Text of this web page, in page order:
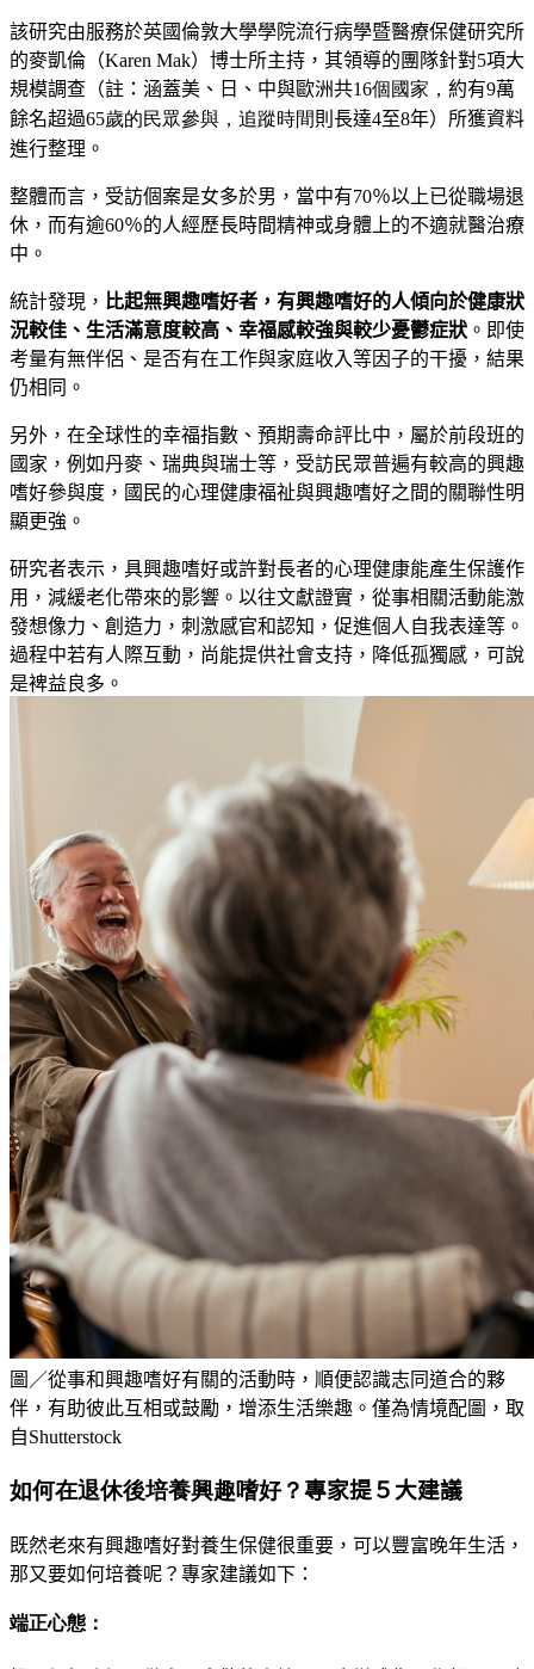
該研究由服務於英國倫敦大學學院流行病學暨醫療保健研究所
的麥凱倫（Karen Mak） 博士所主持，其領導的團隊針對5項大
規模調查（註：涵蓋美 、 日 、 中與歐洲共16個國家， 約有9萬
餘名超過65歲的民眾參與，追蹤時間則長達4至8年） 所獲資料
進行整理 。
整體而言，受訪個案是女多於男，當中有70％以上已從職場退
休，而有逾60％的人經歷長時間精神或身體上的不適就醫治療
中。
統計發現， 比起無興趣嗜好者，有興趣嗜好的人傾向於健康狀
況較佳 、 生活滿意度較高 、 幸福感較強與較少憂鬱症狀 。即使
考量有無伴侶 、 是否有在工作與家庭收入等因子的干擾 ， 結果
仍相同。
另外，在全球性的幸福指數 、 預期壽命評比中，屬於前段班的
國家，例如丹麥 、 瑞典與瑞士等，受訪民眾普遍有較高的興趣
嗜好參與度，國民的心理健康福祉與興趣嗜好之間的關聯性明
顯更強。
研究者表示，具興趣嗜好或許對長者的心理健康能產生保護作
用，減緩老化帶來的影響。以往文獻證實，從事相關活動能激
發想像力、創造力，刺激感官和認知，促進個人自我表達等。
過程中若有人際互動，尚能提供社會支持，降低孤獨感 ， 可說
是裨益良多 。
圖／從事和興趣嗜好有關的活動時，順便認識志同道合的夥
伴，有助彼此互相或鼓勵，增添生活樂趣。僅為情境配圖，取
自Shutterstock
如何在退休後培養興趣嗜好？專家提５大建議
既然老來有興趣嗜好對養生保健很重要，可以豐富晚年生活，
那又要如何培養呢 ？ 專家建議如下：
端正心態：